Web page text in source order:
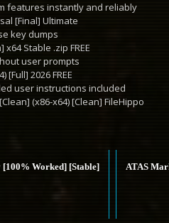
features instantly and reliably
[Final] Ultimate
key dumps
x64 Stable .zip FREE
user prompts
[Full] 2026 FREE
user instructions included
(x86-x64) [Clean] FileHippo
[100% Worked] [Stable]
ATAS